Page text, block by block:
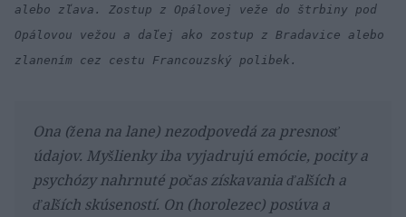
alebo zľava. Zostup z Opálovej veže do štrbiny pod
Opálovou vežou a daľej ako zostup z Bradavice alebo
zlanením cez cestu Francouzský polibek.
Ona (žena na lane) nezodpovedá za presnosť
údajov. Myšlienky iba vyjadrujú emócie, pocity a
psychózy nahrnuté počas získavania ďalších a
ďalších skúseností. On (horolezec) posúva a